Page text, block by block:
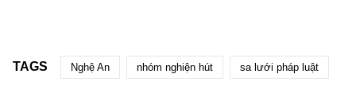
TAGS Nghệ An nhóm nghiện hút sa lưới pháp luật